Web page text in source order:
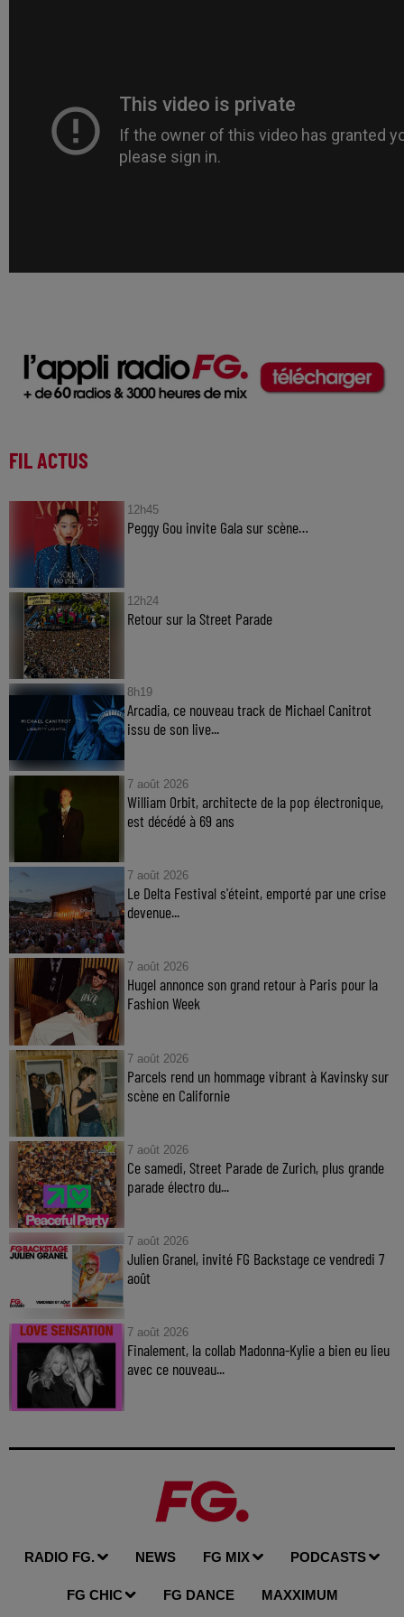
FIL ACTUS
12h45
Peggy Gou invite Gala sur scène…
12h24
Retour sur la Street Parade
8h19
Arcadia, ce nouveau track de Michael Canitrot
issu de son live...
7 août 2026
William Orbit, architecte de la pop électronique,
est décédé à 69 ans
7 août 2026
Le Delta Festival s'éteint, emporté par une crise
devenue...
7 août 2026
Hugel annonce son grand retour à Paris pour la
Fashion Week
7 août 2026
Parcels rend un hommage vibrant à Kavinsky sur
scène en Californie
7 août 2026
Ce samedi, Street Parade de Zurich, plus grande
parade électro du...
7 août 2026
Julien Granel, invité FG Backstage ce vendredi 7
août
7 août 2026
Finalement, la collab Madonna-Kylie a bien eu lieu
avec ce nouveau...
RADIO FG. NEWS FG MIX PODCASTS
FG CHIC FG DANCE MAXXIMUM